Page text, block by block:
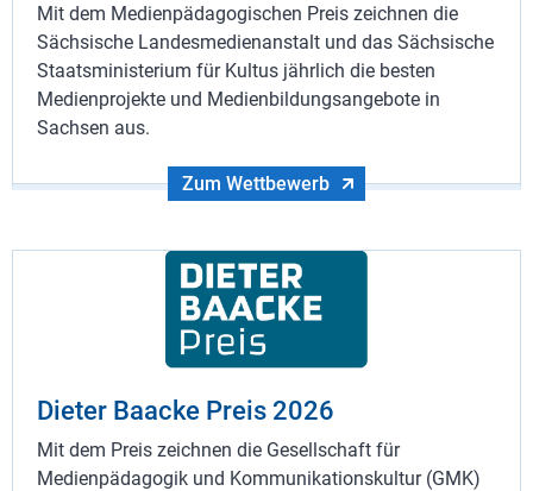
Mit dem Medienpädagogischen Preis zeichnen die
Sächsische Landesmedienanstalt und das Sächsische
Staatsministerium für Kultus jährlich die besten
Medienprojekte und Medienbildungsangebote in
Sachsen aus.
Zum Wettbewerb
Dieter Baacke Preis 2026
Mit dem Preis zeichnen die Gesellschaft für
Medienpädagogik und Kommunikationskultur (GMK)